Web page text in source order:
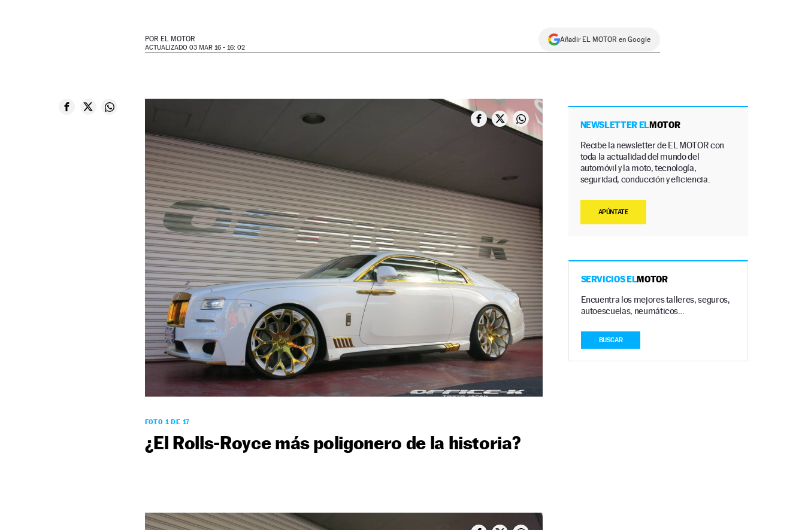
POR EL MOTOR
ACTUALIZADO 03 MAR 16 - 16: 02
Añadir EL MOTOR en Google
FOTO 1 DE 17
¿El Rolls-Royce más poligonero de la historia?
NEWSLETTER ELMOTOR
Recibe la newsletter de EL MOTOR con
toda la actualidad del mundo del
automóvil y la moto, tecnología,
seguridad, conducción y eficiencia.
APÚNTATE
SERVICIOS ELMOTOR
Encuentra los mejores talleres, seguros,
autoescuelas, neumáticos…
BUSCAR